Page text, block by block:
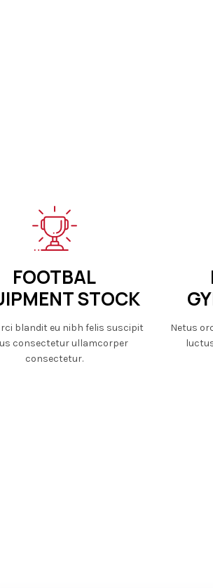
FOOTBAL
STOCK
blandit eu nibh felis suscipit
consectetur ullamcorper
consectetur.
Netus